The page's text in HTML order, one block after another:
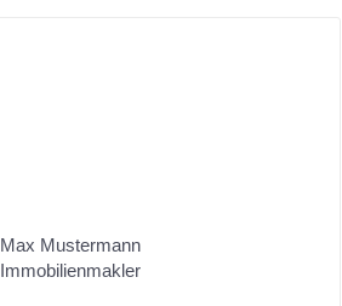
Max Mustermann
Immobilienmakler